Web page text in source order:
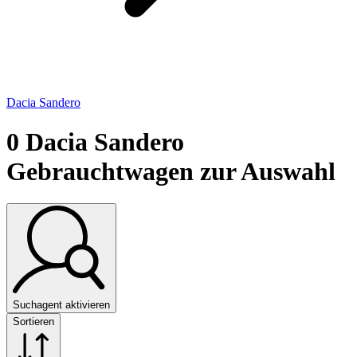
Dacia Sandero
0 Dacia Sandero
Gebrauchtwagen zur Auswahl
Suchagent aktivieren
Sortieren